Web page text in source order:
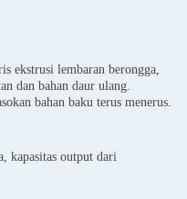
ekstrusi lembaran berongga,
dan bahan daur ulang.
bahan baku terus menerus.
kapasitas output dari